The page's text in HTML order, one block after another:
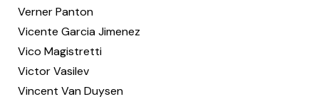
Verner Panton
Vicente Garcia Jimenez
Vico Magistretti
Victor Vasilev
Vincent Van Duysen